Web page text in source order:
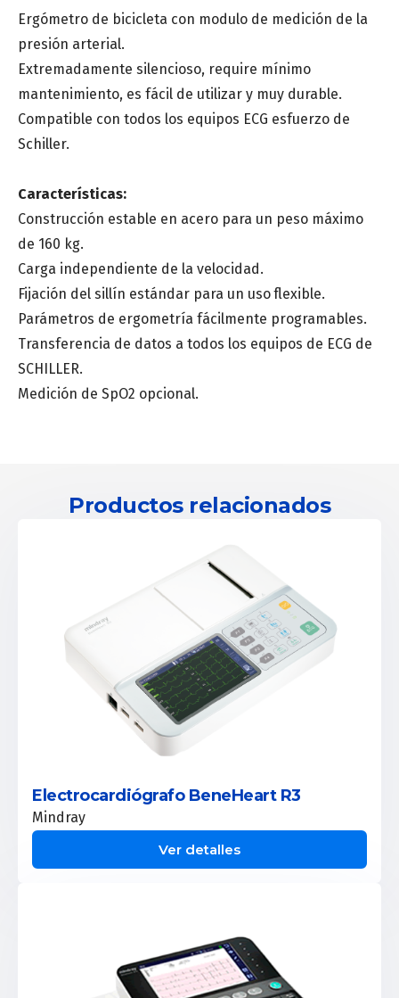
Correo*
Número de teléfono*
Provincia*
Especialidad médica*
Centro de salud o Institución médica
Mensaje
Ergómetro de bicicleta con modulo de medición de la
presión arterial.
Extremadamente silencioso, require mínimo
mantenimiento, es fácil de utilizar y muy durable.
Compatible con todos los equipos ECG esfuerzo de
Schiller.
Características:
Construcción estable en acero para un peso máximo
de 160 kg.
Carga independiente de la velocidad.
Fijación del sillín estándar para un uso flexible.
Parámetros de ergometría fácilmente programables.
Transferencia de datos a todos los equipos de ECG de
SCHILLER.
Medición de SpO2 opcional.
Productos relacionados
Electrocardiógrafo BeneHeart R3
Mindray
Ver detalles